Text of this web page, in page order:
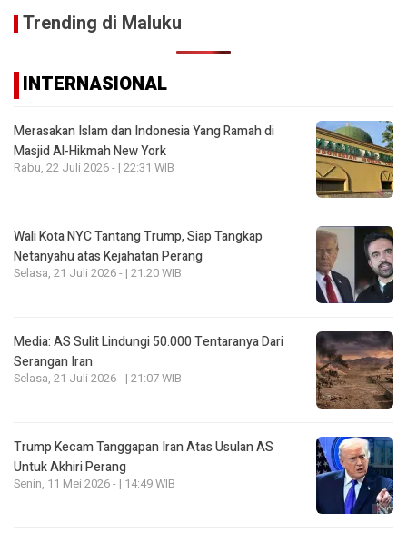
Trending di Maluku
INTERNASIONAL
Merasakan Islam dan Indonesia Yang Ramah di
Masjid Al-Hikmah New York
Rabu, 22 Juli 2026 - | 22:31 WIB
Wali Kota NYC Tantang Trump, Siap Tangkap
Netanyahu atas Kejahatan Perang
Selasa, 21 Juli 2026 - | 21:20 WIB
Media: AS Sulit Lindungi 50.000 Tentaranya Dari
Serangan Iran
Selasa, 21 Juli 2026 - | 21:07 WIB
Trump Kecam Tanggapan Iran Atas Usulan AS
Untuk Akhiri Perang
Senin, 11 Mei 2026 - | 14:49 WIB